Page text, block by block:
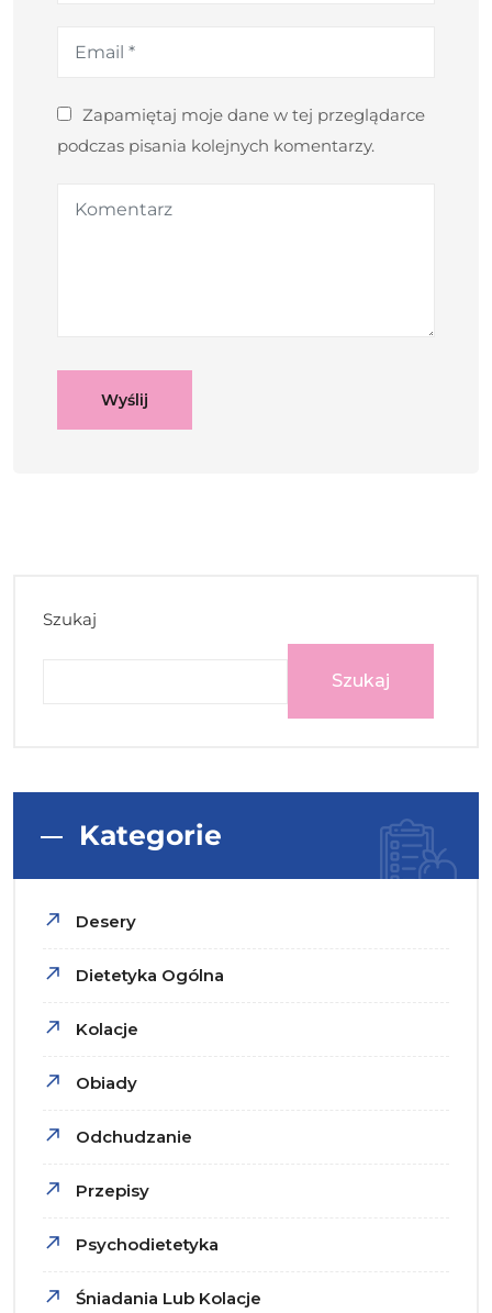
Zapamiętaj moje dane w tej przeglądarce
podczas pisania kolejnych komentarzy.
Szukaj
Szukaj
Kategorie
Desery
Dietetyka Ogólna
Kolacje
Obiady
Odchudzanie
Przepisy
Psychodietetyka
Śniadania Lub Kolacje